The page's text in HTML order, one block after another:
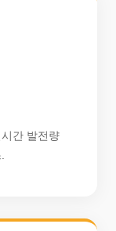
간 발전량